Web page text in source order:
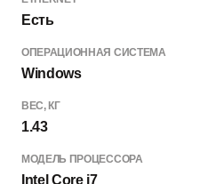
Есть
ОПЕРАЦИОННАЯ СИСТЕМА
Windows
ВЕС, КГ
1.43
МОДЕЛЬ ПРОЦЕССОРА
Intel Core i7